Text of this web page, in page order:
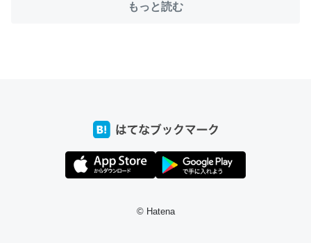
とかSpotifyを支払う孝行もできる。一生で親と会える残
私も3年前ぐらいに祖母の家に設置した。ポケットWifiみ
たいなのでネット環境作ったけどAlexaしか使わないので
https://toyoshi.hatenablog.com/entry/2019/05/15/1805
もっと読む
© Hatena